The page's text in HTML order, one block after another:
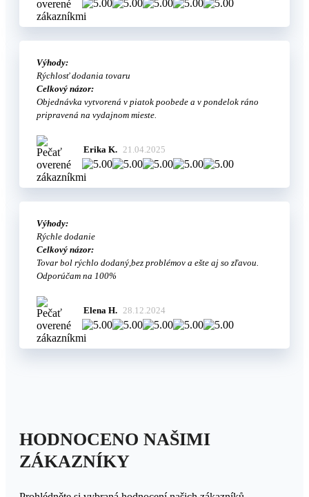
Výhody:
Rýchlosť dodania tovaru
Celkový názor:
Objednávka vytvorená v piatok poobede a v pondelok ráno
pripravená na vydajnom mieste.
Erika K. 21.04.2025
Výhody:
Rýchle dodanie
Celkový názor:
Tovar bol rýchlo dodaný,bez problémov a ešte aj so zľavou.
Odporúčam na 100%
Elena H. 28.12.2024
HODNOCENO NAŠIMI
ZÁKAZNÍKY